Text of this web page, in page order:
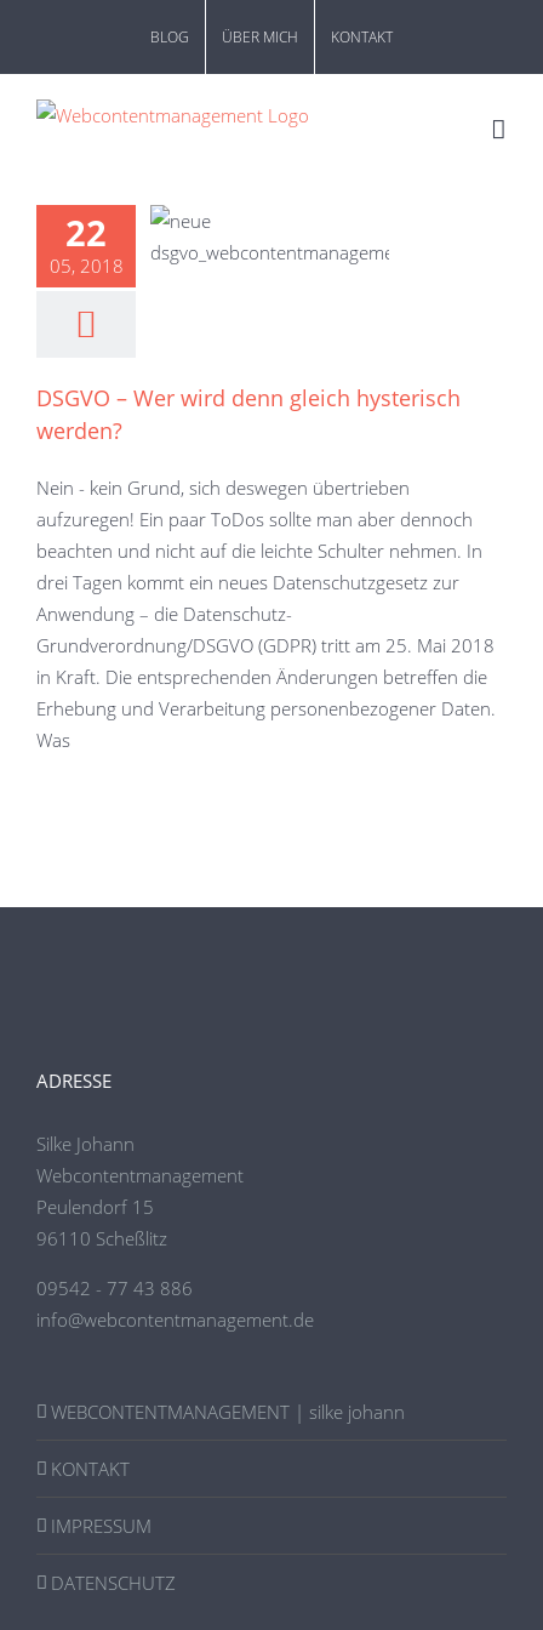
springen
BLOG ÜBER MICH KONTAKT
22
05, 2018
DSGVO – Wer wird denn gleich hysterisch
werden?
Nein - kein Grund, sich deswegen übertrieben
aufzuregen! Ein paar ToDos sollte man aber dennoch
beachten und nicht auf die leichte Schulter nehmen. In
drei Tagen kommt ein neues Datenschutzgesetz zur
Anwendung – die Datenschutz-
Grundverordnung/DSGVO (GDPR) tritt am 25. Mai 2018
in Kraft. Die entsprechenden Änderungen betreffen die
Erhebung und Verarbeitung personenbezogener Daten.
Was
ADRESSE
Silke Johann
Webcontentmanagement
Peulendorf 15
96110 Scheßlitz
09542 - 77 43 886
info@webcontentmanagement.de
WEBCONTENTMANAGEMENT | silke johann
KONTAKT
IMPRESSUM
DATENSCHUTZ